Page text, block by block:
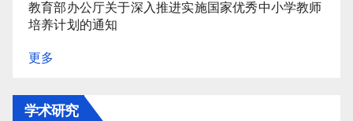
教育部办公厅关于深入推进实施国家优秀中小学教师
培养计划的通知
更多
学术研究